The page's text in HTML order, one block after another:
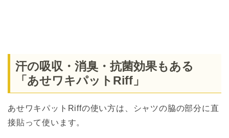
汗の吸収・消臭・抗菌効果もある
「あせワキパットRiff」
あせワキパットRiffの使い方は、シャツの脇の部分に直
接貼って使います。